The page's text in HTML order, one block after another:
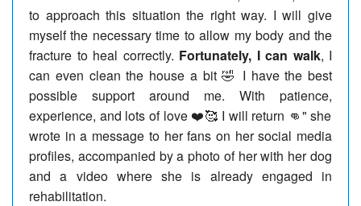
to approach this situation the right way. I will give
myself the necessary time to allow my body and the
fracture to heal correctly. Fortunately, I can walk, I
can even clean the house a bit 🤣 I have the best
possible support around me. With patience,
experience, and lots of love ❤️🥰 I will return 👊" she
wrote in a message to her fans on her social media
profiles, accompanied by a photo of her with her dog
and a video where she is already engaged in
rehabilitation.